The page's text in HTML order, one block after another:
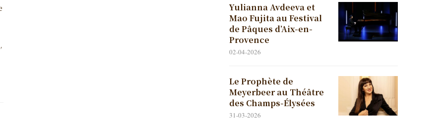
Yulianna Avdeeva et
Mao Fujita au Festival
de Pâques d’Aix-en-
Provence
02-04-2026
Le Prophète de
Meyerbeer au Théâtre
des Champs-Élysées
31-03-2026